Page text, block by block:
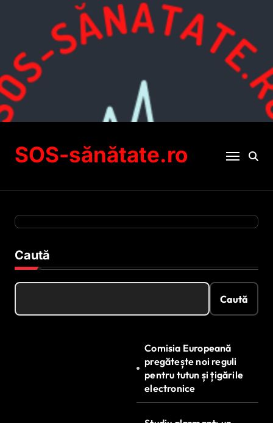
SOS-sănătate.ro
Caută
Caută
Comisia Europeană
pregătește noi reguli
pentru tutun și țigările
electronice